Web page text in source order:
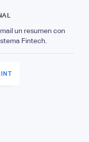
un resumen con
Fintech.